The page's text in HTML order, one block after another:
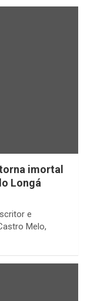
imortal
Longá
e
Melo,